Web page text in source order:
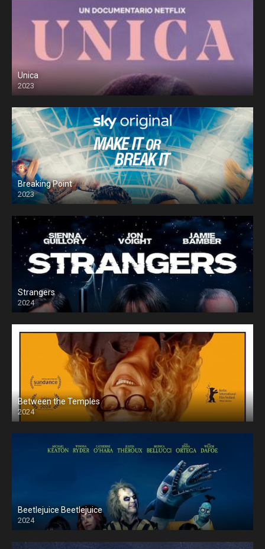
Unica
2023
Breaking Point
2023
Strangers
2024
Between the Temples
2024
Beetlejuice Beetlejuice
2024